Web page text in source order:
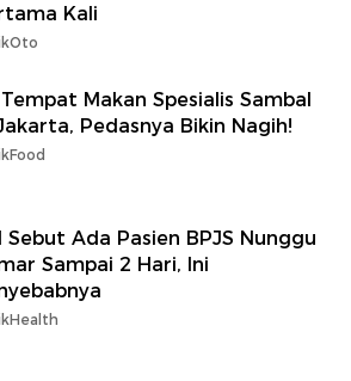
Kali
Makan Spesialis Sambal
Pedasnya Bikin Nagih!
Sebut Ada Pasien BPJS Nunggu
Sampai 2 Hari, Ini